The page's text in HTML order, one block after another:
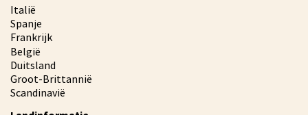
Italië
Spanje
Frankrijk
België
Duitsland
Groot-Brittannië
Scandinavië